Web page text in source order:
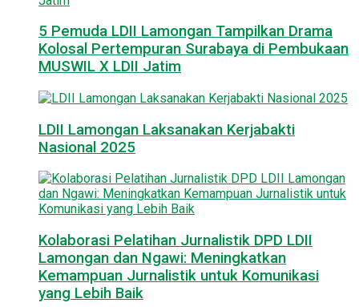
5 Pemuda LDII Lamongan Tampilkan Drama
Kolosal Pertempuran Surabaya di Pembukaan
MUSWIL X LDII Jatim
LDII Lamongan Laksanakan Kerjabakti
Nasional 2025
Kolaborasi Pelatihan Jurnalistik DPD LDII
Lamongan dan Ngawi: Meningkatkan
Kemampuan Jurnalistik untuk Komunikasi
yang Lebih Baik